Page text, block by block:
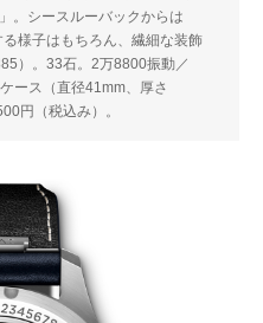
。シースルーバックからは
様子はもちろん、繊細な装飾
）。33石。2万8800振動／
ース（直径41mm、厚さ
円（税込み）。